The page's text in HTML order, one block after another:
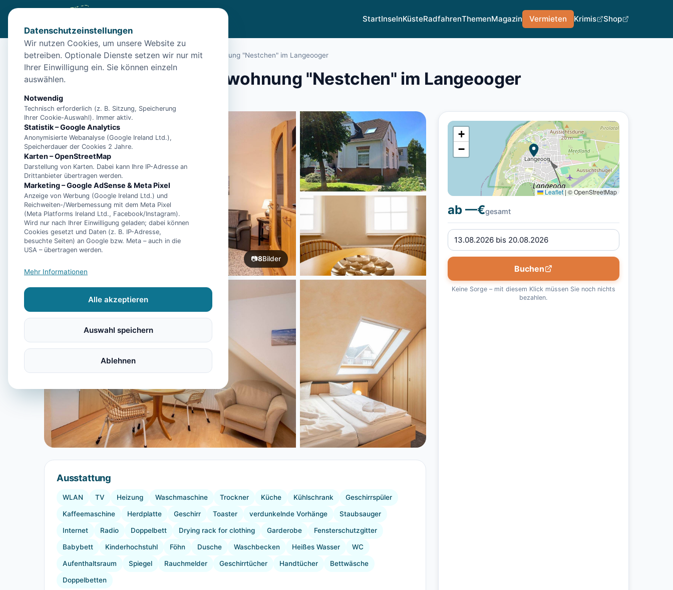
StartInselnKüsteRadfahrenThemenMagazin Vermieten Krimis Shop
Start Unterkünfte Langeoog/Insel Langeoog: Ferienwohnung "Nestchen" im Langeooger
Insel Langeoog: Ferienwohnung "Nestchen" im Langeooger
26465 Langeoog
📷8Bilder
Ausstattung
WLAN TV Heizung Waschmaschine Trockner Küche Kühlschrank Geschirrspüler
Kaffeemaschine Herdplatte Geschirr Toaster verdunkelnde Vorhänge Staubsauger
Internet Radio Doppelbett Drying rack for clothing Garderobe Fensterschutzgitter
Babybett Kinderhochstuhl Föhn Dusche Waschbecken Heißes Wasser WC
Aufenthaltsraum Spiegel Rauchmelder Geschirrtücher Handtücher Bettwäsche
Doppelbetten
+
−
Leaflet | © OpenStreetMap
ab —€gesamt
Buchen
Keine Sorge – mit diesem Klick müssen Sie noch nichts
bezahlen.
Datenschutzeinstellungen
Wir nutzen Cookies, um unsere Website zu
betreiben. Optionale Dienste setzen wir nur mit
Ihrer Einwilligung ein. Sie können einzeln
auswählen.
Notwendig
Technisch erforderlich (z. B. Sitzung, Speicherung
Ihrer Cookie-Auswahl). Immer aktiv.
Statistik – Google Analytics
Anonymisierte Webanalyse (Google Ireland Ltd.),
Speicherdauer der Cookies 2 Jahre.
Karten – OpenStreetMap
Darstellung von Karten. Dabei kann Ihre IP-Adresse an
Drittanbieter übertragen werden.
Marketing – Google AdSense & Meta Pixel
Anzeige von Werbung (Google Ireland Ltd.) und
Reichweiten-/Werbemessung mit dem Meta Pixel
(Meta Platforms Ireland Ltd., Facebook/Instagram).
Wird nur nach Ihrer Einwilligung geladen; dabei können
Cookies gesetzt und Daten (z. B. IP-Adresse,
besuchte Seiten) an Google bzw. Meta – auch in die
USA – übertragen werden.
Mehr Informationen
Alle akzeptieren
Auswahl speichern
Ablehnen